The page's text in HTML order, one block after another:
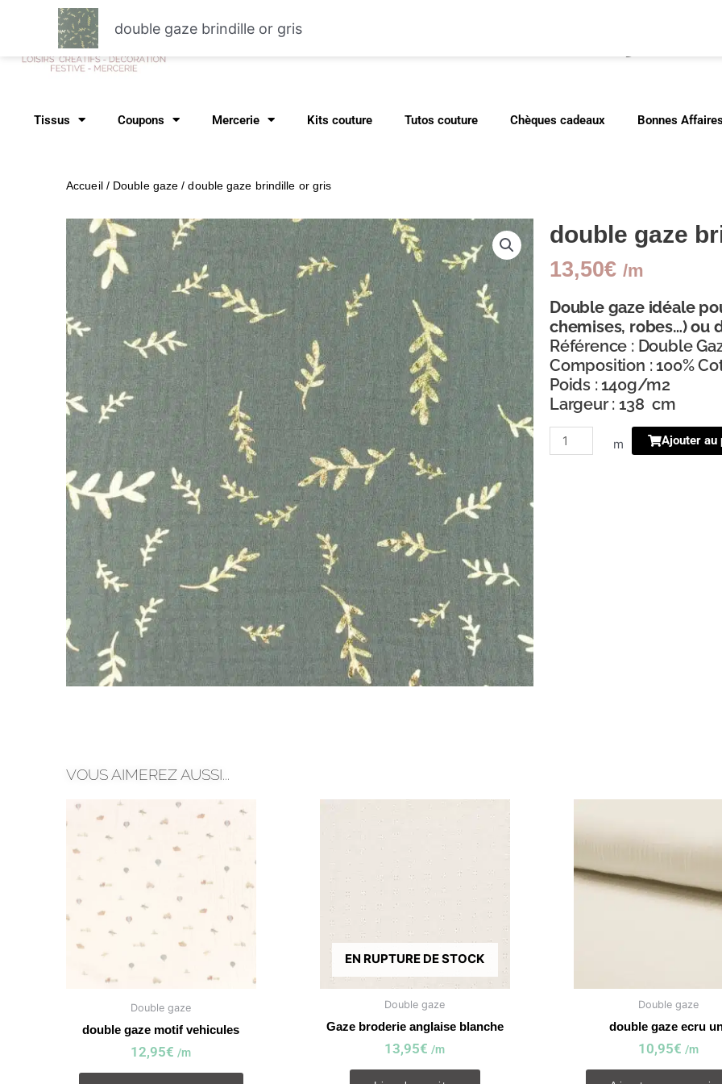
Tissus Coupons Mercerie Kits couture Tutos couture Chèques cadeaux Bonnes Affaires
Accueil/ Double gaze / double gaze brindille or gris
double gaze
13,50€ /m
Double gaze idéale
chemises, robes…) ou
Référence : Double
Composition : 100%
Poids : 140g/m2
Largeur : 138 cm
quantité
de
m Ajouter au
VOUS AIMEREZ AUSSI...
Double gaze
double gaze motif vehicules
12,95€ /m
EN RUPTURE DE STOCK
Double gaze
Gaze broderie anglaise blanche
13,95€ /m
Double gaze
double gaze ecru
10,95€ /m
double gaze brindille or gris